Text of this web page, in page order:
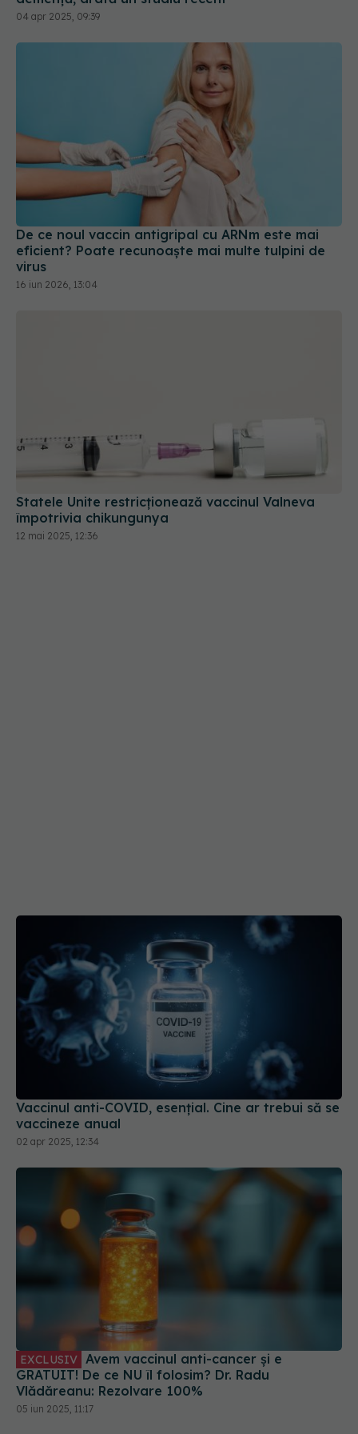
04 apr 2025, 09:39
De ce noul vaccin antigripal cu ARNm este mai
eficient? Poate recunoaște mai multe tulpini de
virus
16 iun 2026, 13:04
Statele Unite restricţionează vaccinul Valneva
împotrivia chikungunya
12 mai 2025, 12:36
Vaccinul anti-COVID, esențial. Cine ar trebui să se
vaccineze anual
02 apr 2025, 12:34
EXCLUSIV
GRATUIT! De ce NU îl folosim? Dr. Radu
Vlădăreanu: Rezolvare 100%
05 iun 2025, 11:17